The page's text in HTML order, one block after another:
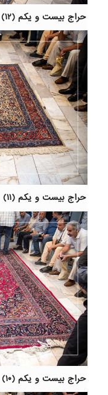
حراج بیست و یکم (۱۲)
حراج بیست و یکم (۱۱)
حراج بیست و یکم (۱۰)